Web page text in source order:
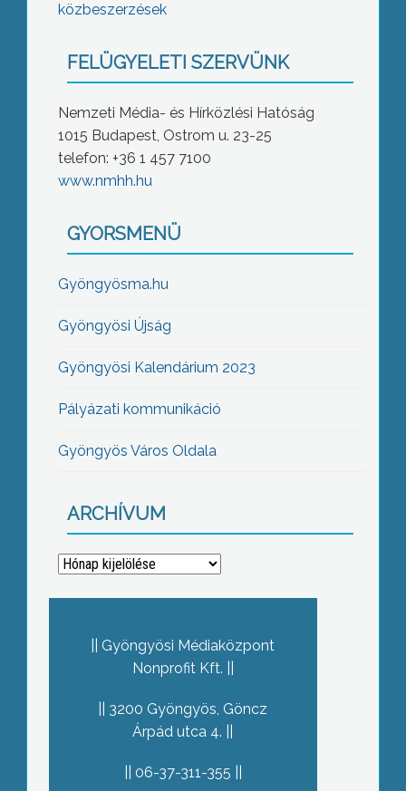
közbeszerzések
FELÜGYELETI SZERVÜNK
Nemzeti Média- és Hírközlési Hatóság
1015 Budapest, Ostrom u. 23-25
telefon: +36 1 457 7100
www.nmhh.hu
GYORSMENÜ
Gyöngyösma.hu
Gyöngyösi Újság
Gyöngyösi Kalendárium 2023
Pályázati kommunikáció
Gyöngyös Város Oldala
ARCHÍVUM
Archívum
Gyöngyösi Médiaközpont
Nonprofit Kft.
3200 Gyöngyös, Göncz
Árpád utca 4.
06-37-311-355